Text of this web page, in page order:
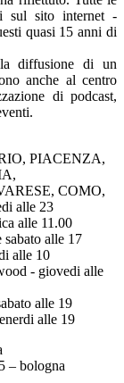
sul sito internet -
quasi 15 anni di
diffusione di un
anche al centro
di podcast,
PIACENZA,
COMO,
alle 23
alle 11.00
alle 17
alle 10
- giovedi alle
alle 19
alle 19
– bologna